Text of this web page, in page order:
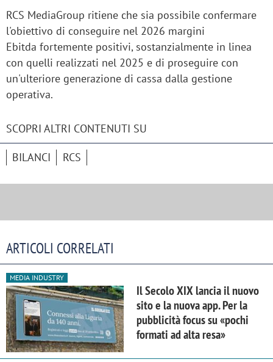
RCS MediaGroup ritiene che sia possibile confermare
l'obiettivo di conseguire nel 2026 margini
Ebitda fortemente positivi, sostanzialmente in linea
con quelli realizzati nel 2025 e di proseguire con
un'ulteriore generazione di cassa dalla gestione
operativa.
SCOPRI ALTRI CONTENUTI SU
BILANCI RCS
ARTICOLI CORRELATI
MEDIA INDUSTRY
Il Secolo XIX lancia il nuovo
sito e la nuova app. Per la
pubblicità focus su «pochi
formati ad alta resa»